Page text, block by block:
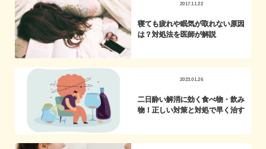
2017.11.22
寝ても疲れや眠気が取れない原因
は？対処法を医師が解説
2023.01.26
二日酔い解消に効く食べ物・飲み
物！正しい対策と対処で早く治す